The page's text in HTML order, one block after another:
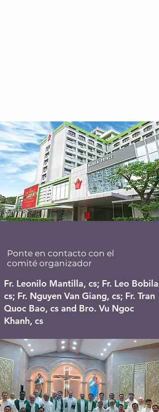
Ponte en contacto con el
comité organizador
Fr. Leonilo Mantilla, cs; Fr. Leo Bobila,
cs; Fr. Nguyen Van Giang, cs; Fr. Tran
Quoc Bao, cs and Bro. Vu Ngoc
Khanh, cs